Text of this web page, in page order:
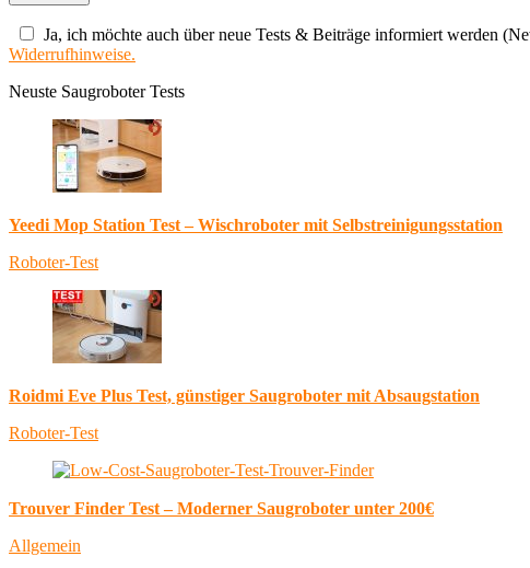
Ja, ich möchte auch über neue Tests & Beiträge informiert werden
Widerrufhinweise.
Neuste Saugroboter Tests
Yeedi Mop Station Test – Wischroboter mit Selbstreinigungsstation
Roboter-Test
Roidmi Eve Plus Test, günstiger Saugroboter mit Absaugstation
Roboter-Test
Trouver Finder Test – Moderner Saugroboter unter 200€
Allgemein